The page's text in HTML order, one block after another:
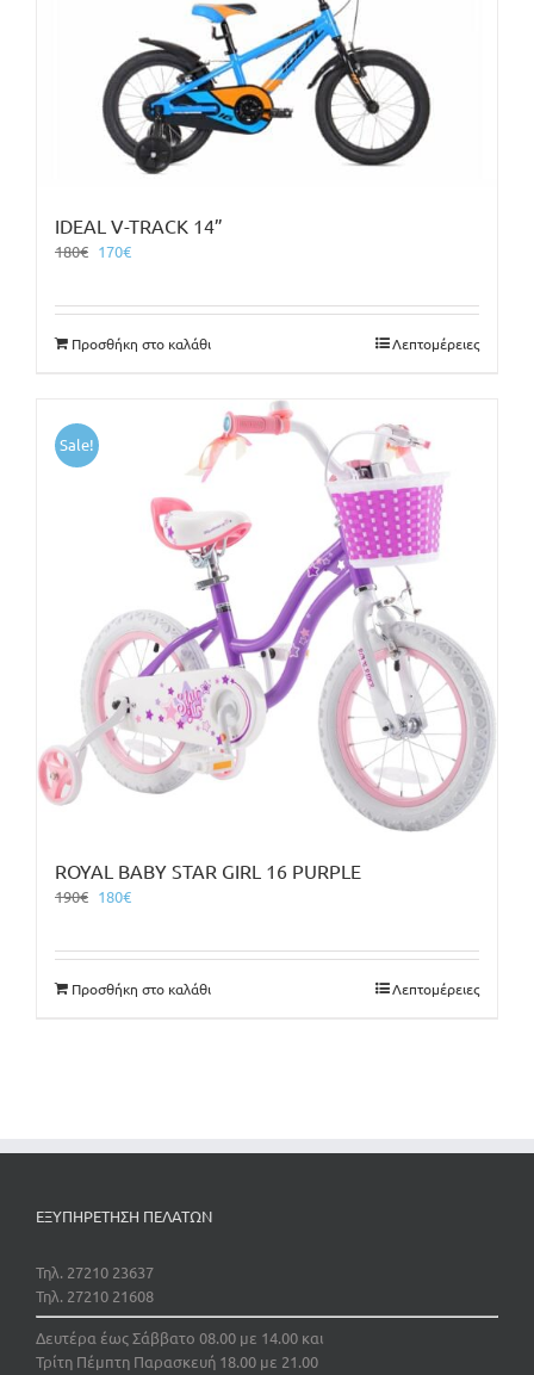
IDEAL V-TRACK 14”
180€ Original
180€.
170€Η
είναι:
170€.
Προσθήκη στο καλάθι Λεπτομέρειες
Sale!
ROYAL BABY STAR GIRL 16 PURPLE
190€ Original
190€.
180€Η
είναι:
180€.
Προσθήκη στο καλάθι Λεπτομέρειες
ΕΞΥΠΗΡΕΤΗΣΗ ΠΕΛΑΤΩΝ
Τηλ. 27210 23637
Τηλ. 27210 21608
Δευτέρα έως Σάββατο 08.00 με 14.00 και
Τρίτη Πέμπτη Παρασκευή 18.00 με 21.00